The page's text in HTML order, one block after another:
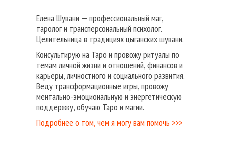
Елена Шувани — профессиональный маг,
таролог и трансперсональный психолог.
Целительница в традициях цыганских шувани.
Консультирую на Таро и провожу ритуалы по
темам личной жизни и отношений, финансов и
карьеры, личностного и социального развития.
Веду трансформационные игры, провожу
ментально-эмоциональную и энергетическую
поддержку, обучаю Таро и магии.
Подробнее о том, чем я могу вам помочь >>>